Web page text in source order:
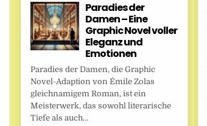
Paradies der
Damen – Eine
Graphic Novel voller
Eleganz und
Emotionen
Paradies der Damen, die Graphic
Novel-Adaption von Émile Zolas
gleichnamigem Roman, ist ein
Meisterwerk, das sowohl literarische
Tiefe als auch...